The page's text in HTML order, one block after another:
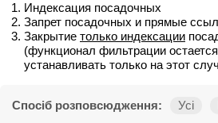
Индексация посадочных
Запрет посадочных и прямые
Закрытие только индексации
(функционал фильтрации
устанавливать только на этот
Спосіб розповсюдження: Усі